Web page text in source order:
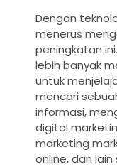
Dengan
menerus
peningkatan
lebih banyak
untuk
mencari
informasi,
digital
marketing
online, dan